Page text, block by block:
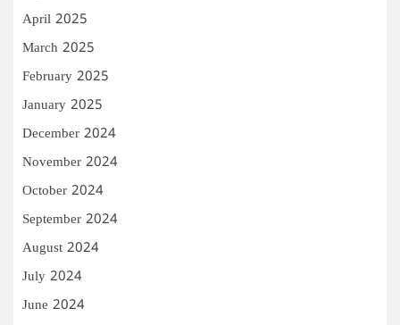
April 2025
March 2025
February 2025
January 2025
December 2024
November 2024
October 2024
September 2024
August 2024
July 2024
June 2024